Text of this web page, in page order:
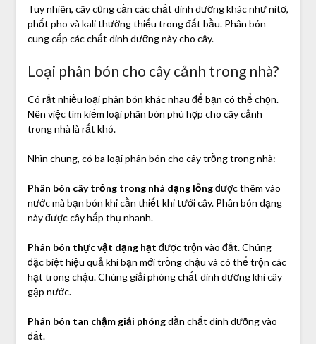
Tuy nhiên, cây cũng cần các chất dinh dưỡng khác như nitơ,
phốt pho và kali thường thiếu trong đất bầu. Phân bón
cung cấp các chất dinh dưỡng này cho cây.
Loại phân bón cho cây cảnh trong nhà?
Có rất nhiều loại phân bón khác nhau để bạn có thể chọn.
Nên việc tìm kiếm loại phân bón phù hợp cho cây cảnh
trong nhà là rất khó.
Nhìn chung, có ba loại phân bón cho cây trồng trong nhà:
Phân bón cây trồng trong nhà dạng lỏngđược thêm vào
nước mà bạn bón khi cần thiết khi tưới cây. Phân bón dạng
này được cây hấp thụ nhanh.
Phân bón thực vật dạng hạt được trộn vào đất. Chúng
đặc biệt hiệu quả khi bạn mới trồng chậu và có thể trộn các
hạt trong chậu. Chúng giải phóng chất dinh dưỡng khi cây
gặp nước.
Phân bón tan chậm giải phóngdần chất dinh dưỡng vào
đất.